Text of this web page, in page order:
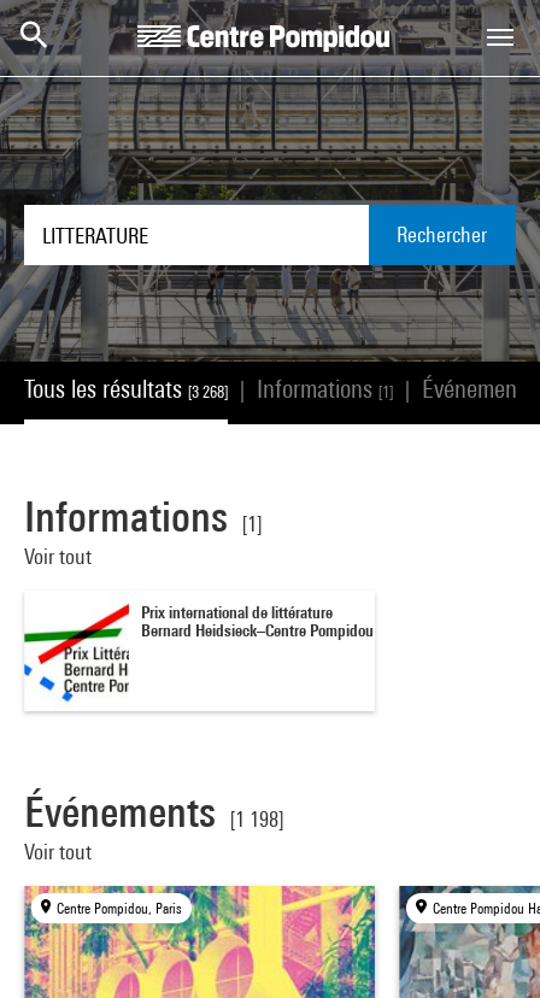
Aller au contenu principal
Centre Pompidou
Rechercher
Tous les résultats [3 268] Informations [1] Événements
Informations
[1]
Voir tout
Prix international de littérature
Bernard Heidsieck–Centre Pompidou
Événements
[1 198]
Voir tout
Centre Pompidou, Paris Centre Pompidou